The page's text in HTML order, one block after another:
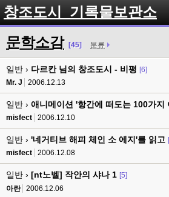
창조도시_기록물보관소
문학소감 [45] 분류
일반 › 다르칸 님의 창조도시 - 비평 [6]
Mr. J
2006.12.13
일반 › 애니메이션 '항간에 떠도는 100가지
misfect
2006.12.10
일반 › '네거티브 해피 체인 소 에지'를 읽고
misfect
2006.12.08
일반 › [nt노벨] 작안의 샤나 1 [5]
아란
2006.12.06